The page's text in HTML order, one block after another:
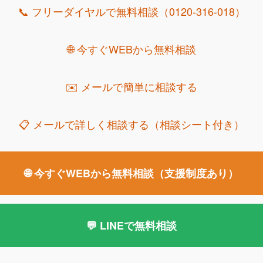
債務整理の始め方と費用のしくみ 支援制度の
法律事務所ロイヤーズロイヤーズの債務整理
債務整理のデメリット・リスクを徹底検証
理のデメリット・ブラックリスト 債務整理辞任の
ャッシュレス社会の債務整理｜現代の借金問題に向き合
📞 フリーダイヤルで無料相談（0120-316-018）
🌐 今すぐWEBから無料相談
✉️ メールで簡単に相談する
📋 メールで詳しく相談する（相談シート付き）
🌐 今すぐWEBから無料相談（支援制度あり）
💬 LINEで無料相談